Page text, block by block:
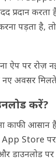
प्रदान
पड़ता है,
ऐप पर रोज़
अवसर
करें?
काफी
Store
डाउनलोड